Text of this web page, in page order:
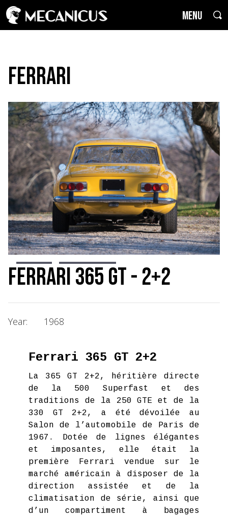
MENU
Ferrari
Ferrari 365 GT - 2+2
Year: 1968
Ferrari 365 GT 2+2
La 365 GT 2+2, héritière directe
de la 500 Superfast et des
traditions de la 250 GTE et de la
330 GT 2+2, a été dévoilée au
Salon de l’automobile de Paris de
1967. Dotée de lignes élégantes
et imposantes, elle était la
première Ferrari vendue sur le
marché américain à disposer de la
direction assistée et de la
climatisation de série, ainsi que
d’un compartiment à bagages